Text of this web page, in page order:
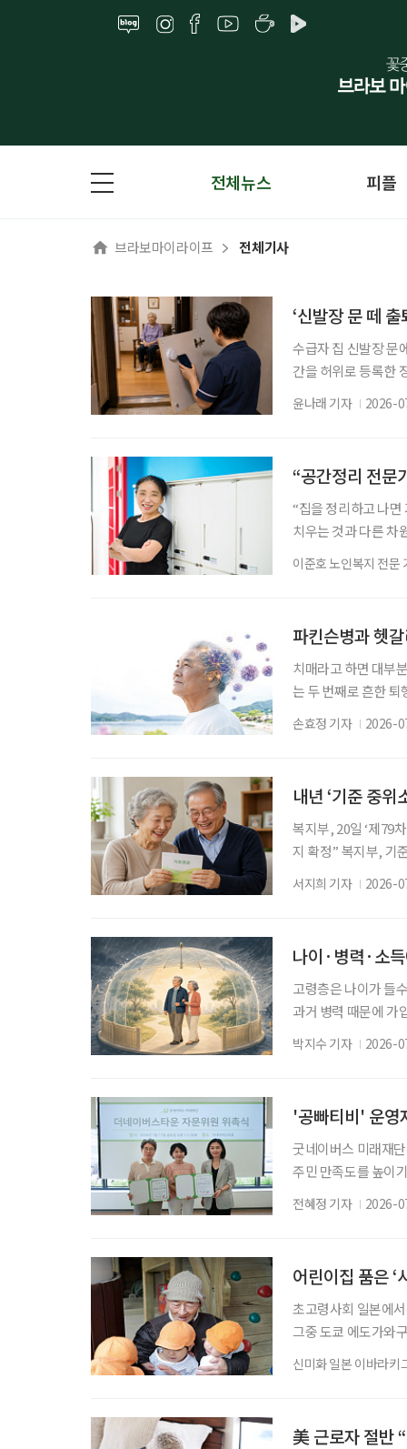
전체뉴스 피플
브라보마이라이프 전체기사
‘신발장 문 떼
수급자 집 신발장 문
간을 허위로 등록한
처분이 적법하다고
영자가 국민건강보
윤나래 기자 2026-
“공간정리 전문
“집을 정리하고 나
치우는 것과 다른 차
프 공간정리 전문
한 정리·수납 서비
이준호 노인복지 전문
파킨슨병과 헷
치매라고 하면 대부
는 두 번째로 흔한
우드 배우 로빈 윌
날’을 맞아 루이소
손효정 기자 2026-
내년 ‘기준 중
복지부, 20일 ‘제79
지 확정” 복지부, 기
새롭게 적용할 ‘기
초연금 선정 기준
서지희 기자 2026-
나이·병력·소
고령층은 나이가 들
과거 병력 때문에 가
해지하는 경우가
대하고 취약계층에
박지수 기자 2026-
'공빠티비' 운영
굿네이버스 미래재
주민 만족도를 높이
씨를 자문위원으로
로 문 씨와 함께 공
전혜정 기자 2026-
어린이집 품은 ‘
초고령사회 일본에
그중 도쿄 에도가와
례로 주목받는다.
하는 다세대 공생
신미화 일본 이바라키
美 근로자 절반